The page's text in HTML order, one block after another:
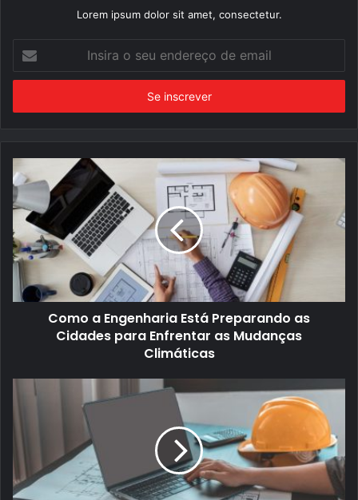
Lorem ipsum dolor sit amet, consectetur.
seu
de
Como a Engenharia Está Preparando as
Cidades para Enfrentar as Mudanças
Climáticas